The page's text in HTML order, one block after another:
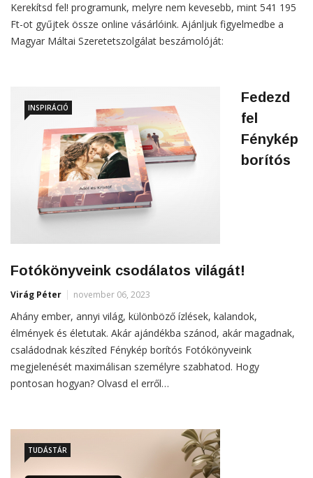
Kerekítsd fel! programunk, melyre nem kevesebb, mint 541 195
Ft-ot gyűjtek össze online vásárlóink. Ajánljuk figyelmedbe a
Magyar Máltai Szeretetszolgálat beszámolóját:
INSPIRÁCIÓ
Fedezd
fel
Fénykép
borítós
Fotókönyveink csodálatos világát!
Virág Péter november 06, 2023
Ahány ember, annyi világ, különböző ízlések, kalandok,
élmények és életutak. Akár ajándékba szánod, akár magadnak,
családodnak készíted Fénykép borítós Fotókönyveink
megjelenését maximálisan személyre szabhatod. Hogy
pontosan hogyan? Olvasd el erről…
TUDÁSTÁR